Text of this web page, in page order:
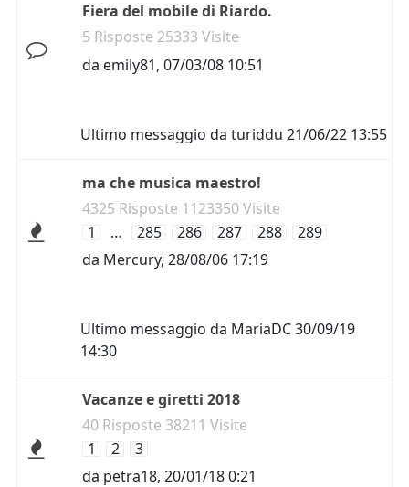
Fiera del mobile di Riardo.
5 Risposte 25333 Visite
da emily81, 07/03/08 10:51
Ultimo messaggio da turiddu 21/06/22 13:55
ma che musica maestro!
4325 Risposte 1123350 Visite
1
… 285 286 287 288
289
da Mercury, 28/08/06 17:19
Ultimo messaggio da MariaDC30/09/19
14:30
Vacanze e giretti 2018
40 Risposte 38211 Visite
1
2
3
da petra18, 20/01/18 0:21